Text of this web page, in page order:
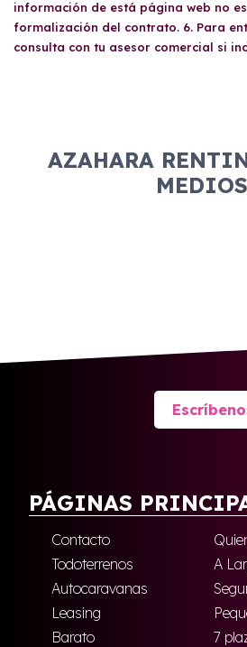
beneficiarse de ventajas
optimizando así sus recursos.
decisión. En caso de que se
sirve como garantía
información de está página web no
formalización del contrato. 6. Para
consulta con tu asesor comercial si
AZAHARA
MEDIOS
PÁGINAS
Contacto
Todoterrenos
A
Autocaravanas
Leasing
Barato
7